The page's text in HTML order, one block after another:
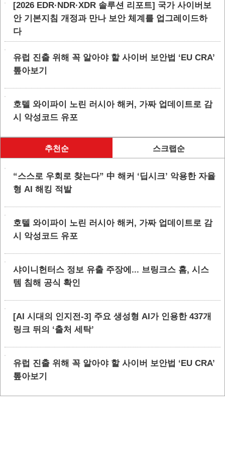
[2026 EDR·NDR·XDR 솔루션 리포트] 국가 사이버보
안 기본지침 개정과 만나 보안 체계를 업그레이드하
다
유럽 진출 위해 꼭 알아야 할 사이버 보안법 ‘EU CRA’
톺아보기
호텔 와이파이 노린 러시아 해커, 가짜 업데이트로 감
시 악성코드 유포
추천순 스크랩순
“스스로 우회로 찾는다” 中 해커 ‘딥시크’ 악용한 자율
형 AI 해킹 적발
호텔 와이파이 노린 러시아 해커, 가짜 업데이트로 감
시 악성코드 유포
샤이니헌터스 정보 유출 주장에... 브링크스 홈, 시스
템 침해 공식 확인
[AI 시대의 인지전-3] 주요 생성형 AI가 인용한 437개
링크 뒤의 ‘출처 세탁’
유럽 진출 위해 꼭 알아야 할 사이버 보안법 ‘EU CRA’
톺아보기